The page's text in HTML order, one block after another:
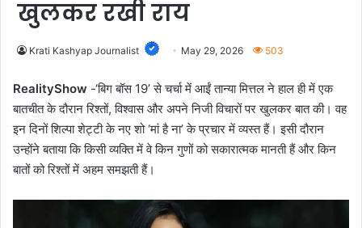
खुलकर रखी राय
Krati Kashyap Journalist May 29, 2026 503
RealityShow -‘बिग बॉस 19’ से चर्चा में आईं तान्या मित्तल ने हाल ही में एक
बातचीत के दौरान रिश्तों, विश्वास और अपने निजी विचारों पर खुलकर बात की। वह
इन दिनों शिल्पा शेट्टी के नए शो ‘मां है ना’ के प्रचार में व्यस्त हैं। इसी दौरान
उन्होंने बताया कि किसी व्यक्ति में वे किन गुणों को सकारात्मक मानती हैं और किन
बातों को रिश्तों में अहम समझती हैं।